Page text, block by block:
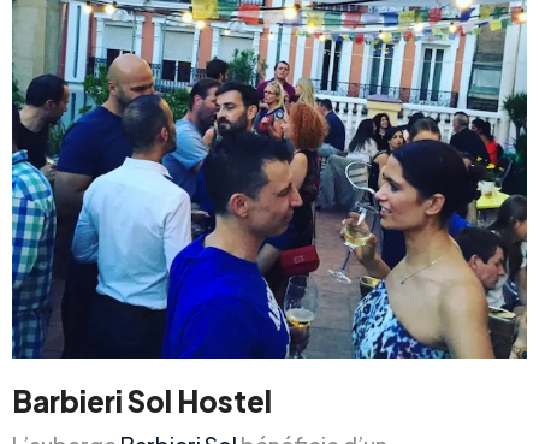
Barbieri Sol Hostel